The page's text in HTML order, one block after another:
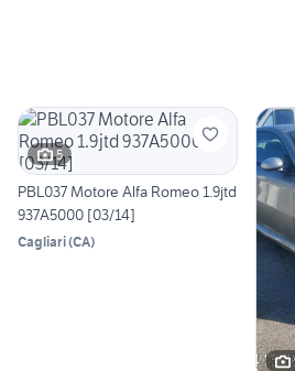
5
PBL037 Motore Alfa Romeo 1.9jtd
937A5000 [03/14]
Cagliari(CA)